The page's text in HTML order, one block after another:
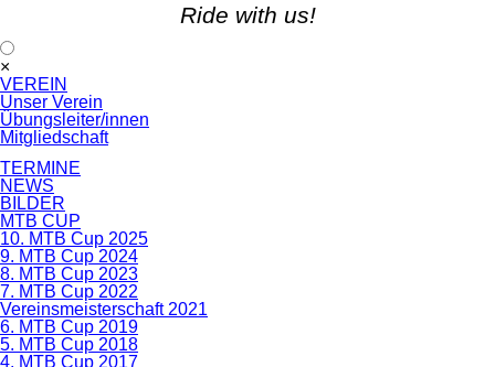
Ride with us!
×
überspringen
VEREIN
Unser Verein
Übungsleiter/innen
Mitgliedschaft
TERMINE
NEWS
BILDER
MTB CUP
10. MTB Cup 2025
9. MTB Cup 2024
8. MTB Cup 2023
7. MTB Cup 2022
Vereinsmeisterschaft 2021
6. MTB Cup 2019
5. MTB Cup 2018
4. MTB Cup 2017